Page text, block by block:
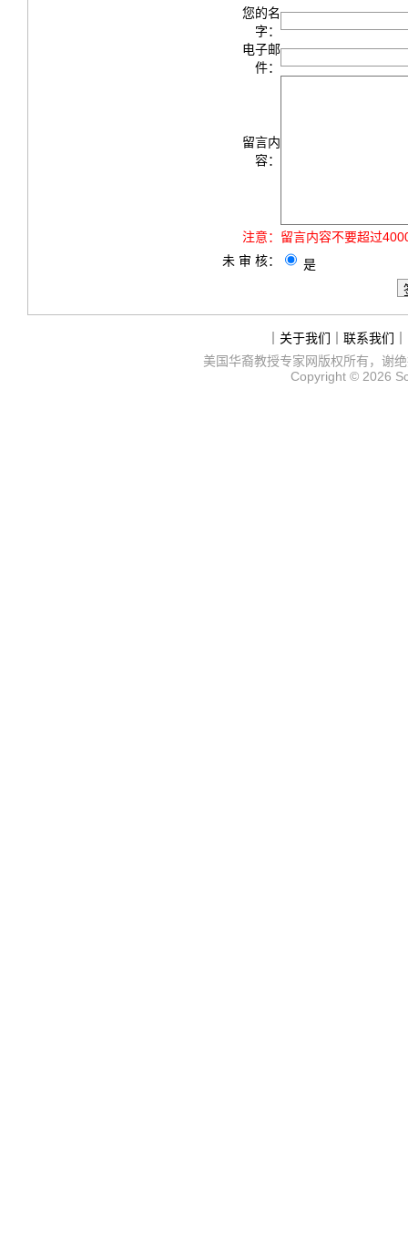
您的名
字：
电子邮
件：
留言内
容：
注意： 留言内容不要超过
未 审 核：
是
关于我们 联系我们
美国华裔教授专家网版权所有，谢
Copyright © 2026